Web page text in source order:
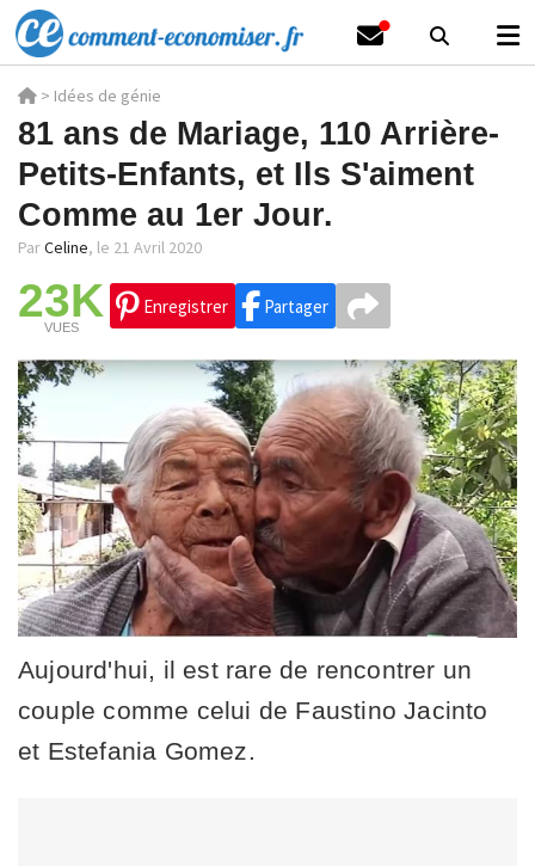
> Idées de génie
81 ans de Mariage, 110 Arrière-
Petits-Enfants, et Ils S'aiment
Comme au 1er Jour.
ParCeline, le 21 Avril 2020
23K
VUES
Enregistrer Partager
Aujourd'hui, il est rare de rencontrer un
couple comme celui de Faustino Jacinto
et Estefania Gomez.